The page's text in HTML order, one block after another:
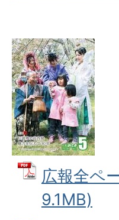
広報全ペ
9.1MB)